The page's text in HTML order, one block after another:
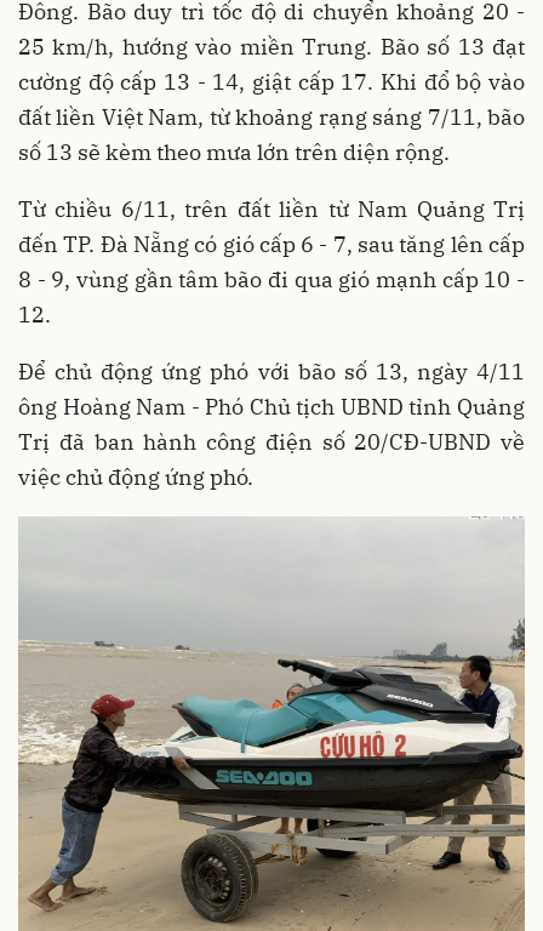
Đông. Bão duy trì tốc độ di chuyển khoảng 20 -
25 km/h, hướng vào miền Trung. Bão số 13 đạt
cường độ cấp 13 - 14, giật cấp 17. Khi đổ bộ vào
đất liền Việt Nam, từ khoảng rạng sáng 7/11, bão
số 13 sẽ kèm theo mưa lớn trên diện rộng.
Từ chiều 6/11, trên đất liền từ Nam Quảng Trị
đến TP. Đà Nẵng có gió cấp 6 - 7, sau tăng lên cấp
8 - 9, vùng gần tâm bão đi qua gió mạnh cấp 10 -
12.
Để chủ động ứng phó với bão số 13, ngày 4/11
ông Hoàng Nam - Phó Chủ tịch UBND tỉnh Quảng
Trị đã ban hành công điện số 20/CĐ-UBND về
việc chủ động ứng phó.